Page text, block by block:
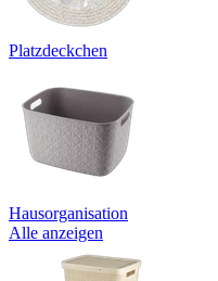
Platzdeckchen
Hausorganisation
Alle anzeigen